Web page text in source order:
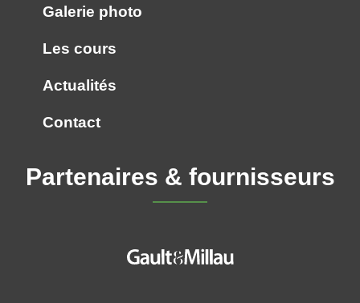
Galerie photo
Les cours
Actualités
Contact
Partenaires & fournisseurs